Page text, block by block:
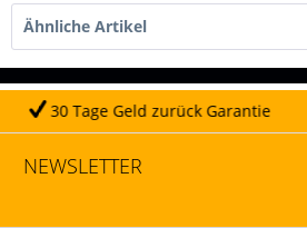
Ähnliche Artikel
Garantie
NEWSLETTER